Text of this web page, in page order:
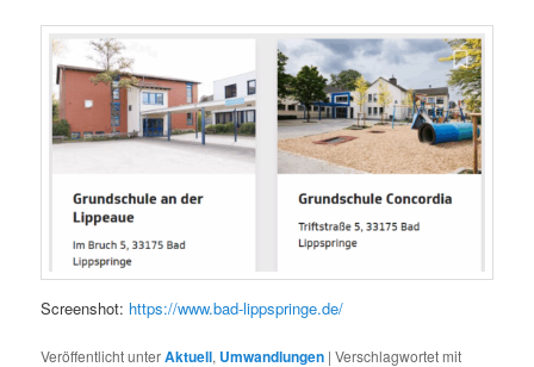
Screenshot: https://www.bad-lippspringe.de/
Veröffentlicht unterAktuell, Umwandlungen |Verschlagwortet mit